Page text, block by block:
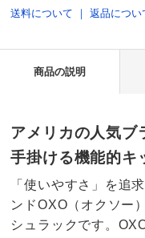
送料について ｜返品につい
商品の説明
アメリカの人気ブ
手掛ける機能的キ
「使いやすさ」を追
ンドOXO（オクソー
シュラックです。